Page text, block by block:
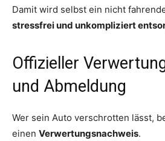
Damit wird selbst ein nicht
stressfrei und unkompliziert
Offizieller
und Abmeldung
Wer sein Auto verschrotten lässt,
einen Verwertungsnachweis.